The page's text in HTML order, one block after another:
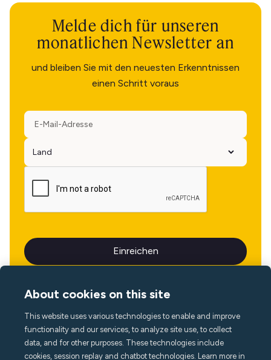
Melde dich für unseren
monatlichen Newsletter an
und bleiben Sie mit den neuesten Erkenntnissen
einen Schritt voraus
Sprache
About cookies on this site
This website uses various technologies to enable and improve
functionality and our services, to analyze site use, to collect
data, and for other purposes. These technologies include
cookies, session replay and chatbot technologies. Learn more in